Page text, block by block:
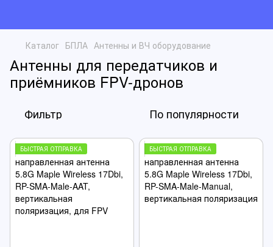
Каталог БПЛА Антенны и ВЧ оборудование
Антенны для передатчиков и
приёмников FPV-дронов
Фильтр По популярности
БЫСТРАЯ ОТПРАВКА БЫСТРАЯ ОТПРАВКА